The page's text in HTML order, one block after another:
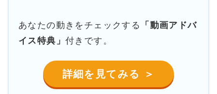
あなたの動きをチェックする
「動画アドバ
イス特典」 付きです。
詳細を見てみる ＞